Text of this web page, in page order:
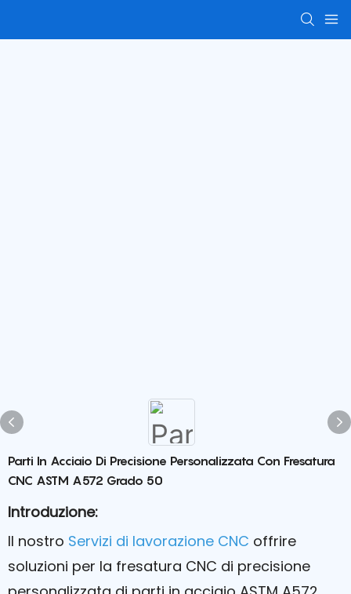
Parti In Acciaio Di Precisione Personalizzata Con Fresatura
CNC ASTM A572 Grado 50
Introduzione:
Il nostro Servizi di lavorazione CNC offrire
soluzioni per la fresatura CNC di precisione